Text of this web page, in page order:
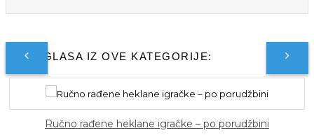
JOŠ OGLASA IZ OVE KATEGORIJE:
porudžbini Meda skrivalica